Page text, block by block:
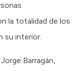
la totalidad de los
su interior.
Barragán,